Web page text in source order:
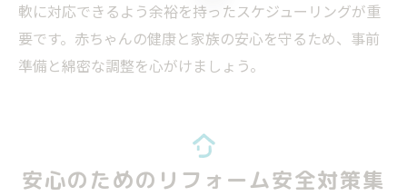
軟に対応できるよう余裕を持ったスケジューリングが重
要です。赤ちゃんの健康と家族の安心を守るため、事前
準備と綿密な調整を心がけましょう。
安心のためのリフォーム安全対策集